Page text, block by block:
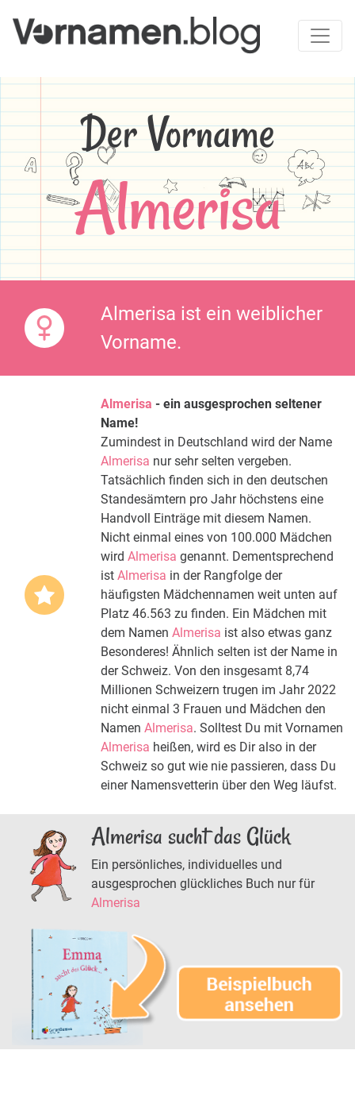
Der Vorname
Almerisa
Almerisa ist ein weiblicher
Vorname.
Almerisa - ein ausgesprochen seltener
Name!
Zumindest in Deutschland wird der Name
Almerisa nur sehr selten vergeben.
Tatsächlich finden sich in den deutschen
Standesämtern pro Jahr höchstens eine
Handvoll Einträge mit diesem Namen.
Nicht einmal eines von 100.000 Mädchen
wird Almerisa genannt. Dementsprechend
ist Almerisa in der Rangfolge der
häufigsten Mädchennamen weit unten auf
Platz 46.563 zu finden. Ein Mädchen mit
dem Namen Almerisa ist also etwas ganz
Besonderes! Ähnlich selten ist der Name in
der Schweiz. Von den insgesamt 8,74
Millionen Schweizern trugen im Jahr 2022
nicht einmal 3 Frauen und Mädchen den
Namen Almerisa. Solltest Du mit Vornamen
Almerisa heißen, wird es Dir also in der
Schweiz so gut wie nie passieren, dass Du
einer Namensvetterin über den Weg läufst.
Almerisa sucht das Glück
Ein persönliches, individuelles und
ausgesprochen glückliches Buch nur für
Almerisa